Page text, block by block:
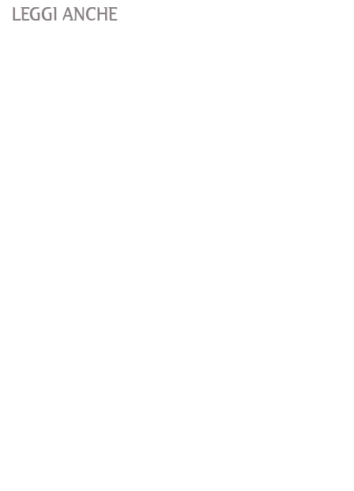
LEGGI ANCHE